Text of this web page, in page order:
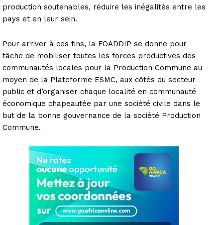
production soutenables, réduire les inégalités entre les
pays et en leur sein.
Pour arriver à ces fins, la FOADDIP se donne pour
tâche de mobiliser toutes les forces productives des
communautés locales pour la Production Commune au
moyen de la Plateforme ESMC, aux côtés du secteur
public et d’organiser chaque localité en communauté
économique chapeautée par une société civile dans le
but de la bonne gouvernance de la société Production
Commune.